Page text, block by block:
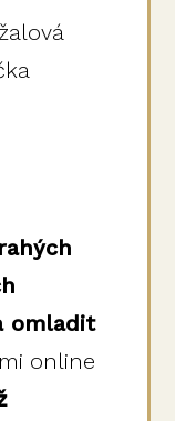
omladit
online